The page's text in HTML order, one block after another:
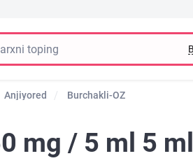
Anjiyored Burchakli-OZ
mg / 5 ml 5